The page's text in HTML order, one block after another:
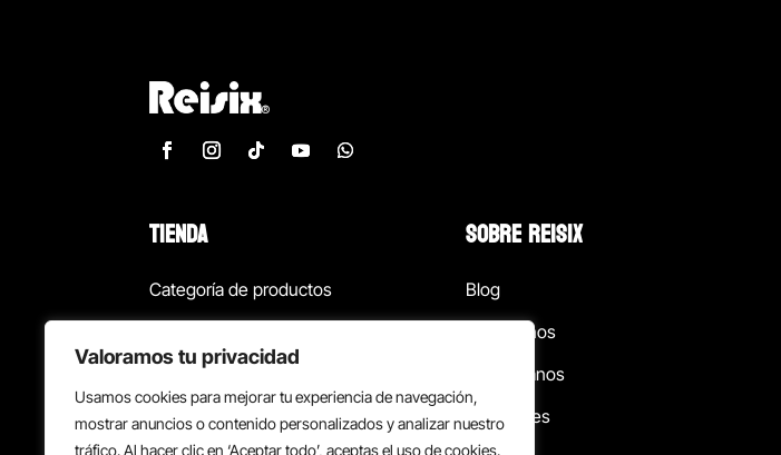
Valoramos tu privacidad
Usamos cookies para mejorar tu experiencia de navegación,
mostrar anuncios o contenido personalizados y analizar nuestro
tráfico. Al hacer clic en ‘Aceptar todo’, aceptas el uso de cookies.
TIENDA
Categoría de productos
¡Las mejores ofertas!
Back to school
SOBRE REISIX
Blog
Conócenos
Contáctanos
Sucursales